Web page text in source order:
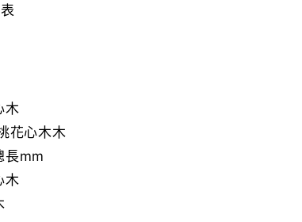
木
花心木木
長mm
木